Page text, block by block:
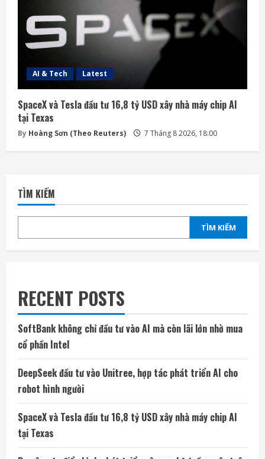
AI & Tech Latest
SpaceX và Tesla đầu tư 16,8 tỷ USD xây nhà máy chip AI
tại Texas
By Hoàng Sơn (Theo Reuters) 7 Tháng 8 2026, 18:00
TÌM KIẾM
TÌM KIẾM
RECENT POSTS
SoftBank không chỉ đầu tư vào AI mà còn lãi lớn nhờ mua
cổ phần Intel
DeepSeek đầu tư vào Unitree, hợp tác phát triển AI cho
robot hình người
SpaceX và Tesla đầu tư 16,8 tỷ USD xây nhà máy chip AI
tại Texas